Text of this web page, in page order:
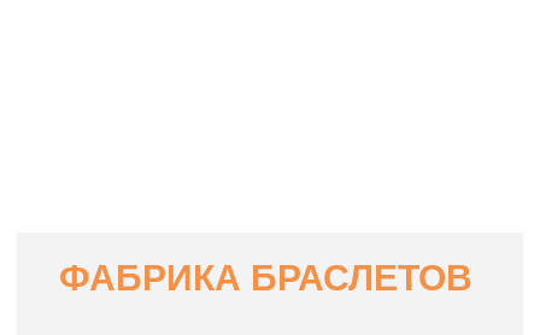
ФАБРИКА БРАСЛЕТОВ